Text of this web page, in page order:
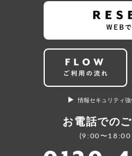
情報セキュリティ
お電話での
(9:00〜18:00